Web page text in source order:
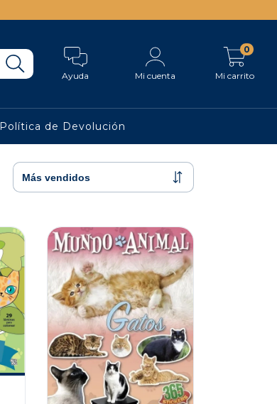
Ayuda Mi cuenta Mi carrito
0
Política de Devolución